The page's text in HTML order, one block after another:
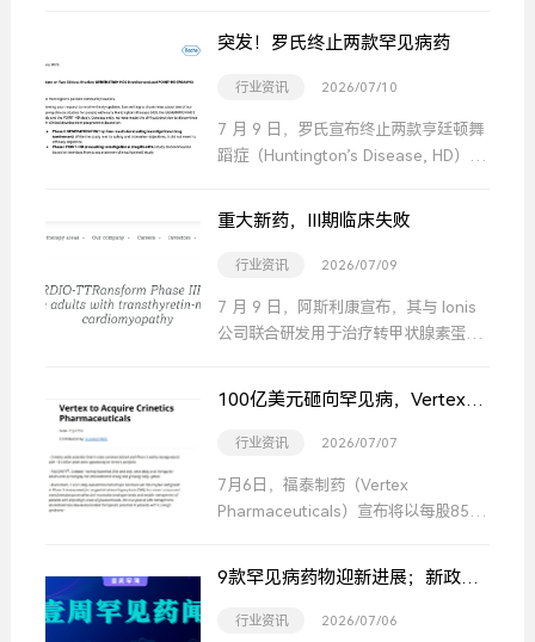
启动第四轮罕见病资助计划，继续为罕
见肺部疾病、免疫疾病及罕见癌症患者
组织提供支持。
突发！罗氏终止两款罕见病药
行业资讯 2026/07/10
7 月 9 日，罗氏宣布终止两款亨廷顿舞
蹈症（Huntington’s Disease, HD）反
床开发，分别为进入 II 期临床试验的
tominersen、处于 I 期临床阶段的
RG6496。
重大新药，III期临床失败
行业资讯 2026/07/09
7 月 9 日，阿斯利康宣布，其与 Ionis
公司联合研发用于治疗转甲状腺素蛋白
的药物万诺维®（英文商品名：
Wainua®，通用名：依普隆特生钠注射
液），在 CARDIO-TTRansform III 期
100亿美元砸向罕见病，Vertex看
行业资讯 2026/07/07
7月6日，福泰制药（Vertex
Pharmaceuticals）宣布将以每股85美
Crinetics Pharmaceuticals。
9款罕见病药物迎新进展；新政策
母细胞瘤医患交流会报名开启 | 壹
行业资讯 2026/07/06